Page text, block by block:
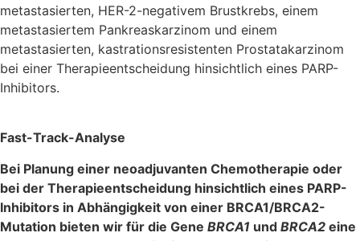
metastasierten, HER-2-negativem Brustkrebs, einem
metastasiertem Pankreaskarzinom und einem
metastasierten, kastrationsresistenten Prostatakarzinom
bei einer Therapieentscheidung hinsichtlich eines PARP-
Inhibitors.
Fast-Track-Analyse
Bei Planung einer neoadjuvanten Chemotherapie oder
bei der Therapieentscheidung hinsichtlich eines PARP-
Inhibitors in Abhängigkeit von einer BRCA1/BRCA2-
Mutation bieten wir für die Gene BRCA1 und BRCA2 eine